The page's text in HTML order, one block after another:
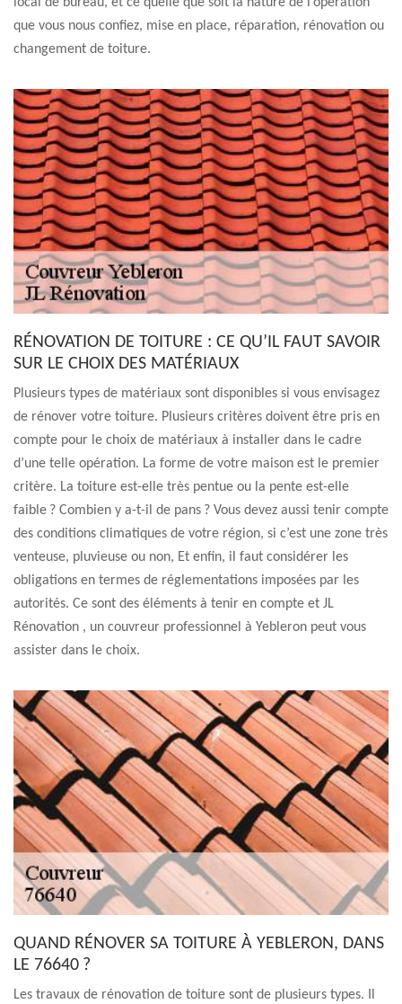
que vous nous confiez, mise en place, réparation, rénovation ou
changement de toiture.
RÉNOVATION DE TOITURE : CE QU’IL FAUT SAVOIR
SUR LE CHOIX DES MATÉRIAUX
Plusieurs types de matériaux sont disponibles si vous envisagez
de rénover votre toiture. Plusieurs critères doivent être pris en
compte pour le choix de matériaux à installer dans le cadre
d’une telle opération. La forme de votre maison est le premier
critère. La toiture est-elle très pentue ou la pente est-elle
faible ? Combien y a-t-il de pans ? Vous devez aussi tenir compte
des conditions climatiques de votre région, si c’est une zone très
venteuse, pluvieuse ou non, Et enfin, il faut considérer les
obligations en termes de réglementations imposées par les
autorités. Ce sont des éléments à tenir en compte et JL
Rénovation , un couvreur professionnel à Yebleron peut vous
assister dans le choix.
QUAND RÉNOVER SA TOITURE À YEBLERON, DANS
LE 76640 ?
Les travaux de rénovation de toiture sont de plusieurs types. Il